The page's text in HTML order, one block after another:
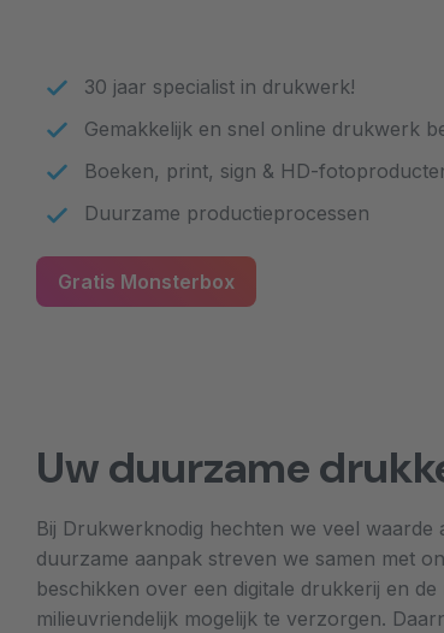
30 jaar specialist in drukwerk!
Gemakkelijk en snel online drukwerk
Boeken, print, sign & HD-
Duurzame productieprocessen
Gratis Monsterbox
Uw duurzame
Bij Drukwerknodig hechten we veel
duurzame aanpak streven we samen met
beschikken over een digitale drukkerij en
milieuvriendelijk mogelijk te verzorgen.